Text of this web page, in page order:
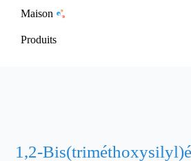
Maison
Produits
1,2-